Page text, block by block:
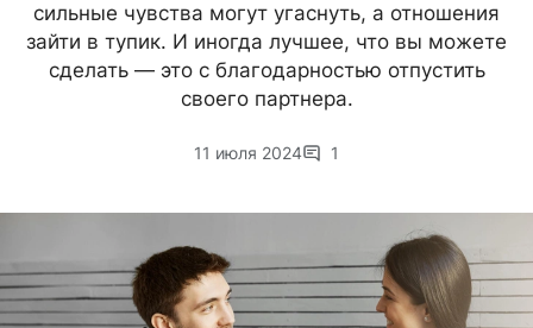
сильные чувства могут угаснуть, а отношения
зайти в тупик. И иногда лучшее, что вы можете
сделать — это с благодарностью отпустить
своего партнера.
11 июля 2024 1